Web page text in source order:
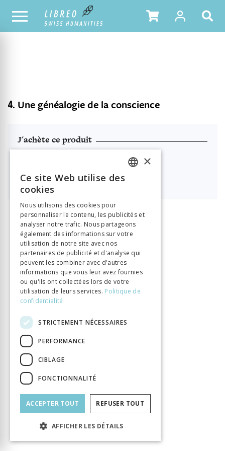
NOTRE CATALOGUE TABLE DES MATIÈRES
4. Une généalogie de la conscience
J'achète ce produit
Format HTML (lecture en ligne)
44.50 
INFORMATION
Auteur
Carnevali Barbara
Éditeur
Librairie Droz
9782600015226
Langue
Français
Collection
Bibliothèque des Lumières
Nombre de pages
Parution
1 janv. 2011
Thème
Format
15,2 x 22,2
Type de livre
ITALIAN
×
Ce site Web utilise des
cookies
Nous utilisons des cookies pour
personnaliser le contenu, les publicités et
analyser notre trafic. Nous partageons
également des informations sur votre
utilisation de notre site avec nos
partenaires de publicité et d'analyse qui
peuvent les combiner avec d'autres
informations que vous leur avez fournies
ou qu'ils ont collectées lors de votre
utilisation de leurs services. Politique de
confidentialité
STRICTEMENT NÉCESSAIRES
PERFORMANCE
CIBLAGE
FONCTIONNALITÉ
ACCEPTER TOUT REFUSER TOUT
AFFICHER LES DÉTAILS